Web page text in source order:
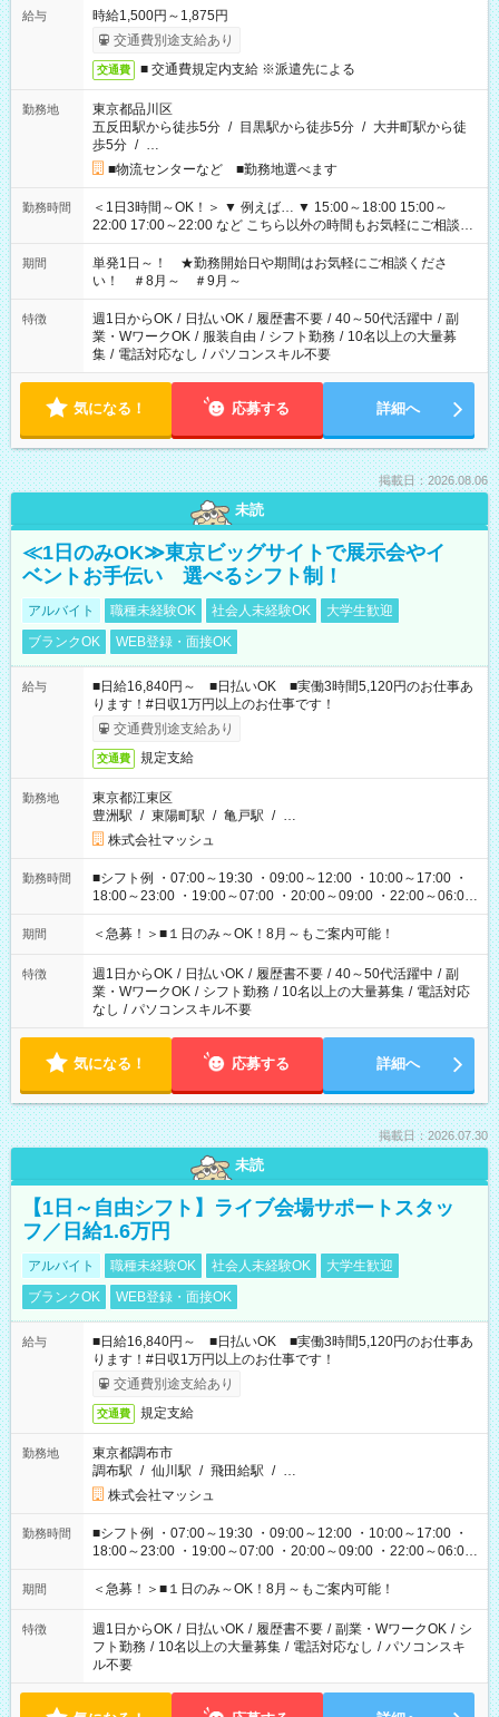
給与
時給1,500円～1,875円
交通費別途支給あり
交通費 ■ 交通費規定内支給 ※派遣先による
勤務地
東京都品川区
五反田駅から徒歩5分 / 目黒駅から徒歩5分 / 大井町駅から徒
歩5分 / …
■物流センターなど ■勤務地選べます
勤務時間
＜1日3時間～OK！＞ ▼ 例えば… ▼ 15:00～18:00 15:00～
22:00 17:00～22:00 など こちら以外の時間もお気軽にご相談く
ださい！
期間
単発1日～！ ★勤務開始日や期間はお気軽にご相談くださ
い！ ＃8月～ ＃9月～
特徴 週1日からOK / 日払いOK / 履歴書不要 / 40～50代活躍中 / 副
業・WワークOK / 服装自由 / シフト勤務 / 10名以上の大量募
集 / 電話対応なし / パソコンスキル不要
気になる！ 応募する 詳細へ
掲載日：2026.08.06
未読
≪1日のみOK≫東京ビッグサイトで展示会やイ
ベントお手伝い 選べるシフト制！
アルバイト 職種未経験OK 社会人未経験OK
大学生歓迎
ブランクOK
WEB登録・面接OK
給与
■日給16,840円～ ■日払いOK ■実働3時間5,120円のお仕事あ
ります！#日収1万円以上のお仕事です！
交通費別途支給あり
交通費 規定支給
勤務地
東京都江東区
豊洲駅 / 東陽町駅 / 亀戸駅 / …
株式会社マッシュ
勤務時間
■シフト例 ・07:00～19:30 ・09:00～12:00 ・10:00～17:00 ・
18:00～23:00 ・19:00～07:00 ・20:00～09:00 ・22:00～06:00
etc ★最短で3時間で5,120円のお仕事から 15時間で2万円近く稼
げるお仕事も！ ご希望のお時間に合わせてご紹介！ ※シフトは
ください！
期間 ＜急募！＞■１日のみ～OK！8月～もご案内可能！
特徴 週1日からOK / 日払いOK / 履歴書不要 / 40～50代活躍中 / 副
業・WワークOK / シフト勤務 / 10名以上の大量募集 / 電話対応
なし / パソコンスキル不要
気になる！ 応募する 詳細へ
掲載日：2026.07.30
未読
【1日～自由シフト】ライブ会場サポートスタッ
フ／日給1.6万円
アルバイト 職種未経験OK 社会人未経験OK
大学生歓迎
ブランクOK
WEB登録・面接OK
給与
■日給16,840円～ ■日払いOK ■実働3時間5,120円のお仕事あ
ります！#日収1万円以上のお仕事です！
交通費別途支給あり
交通費 規定支給
勤務地
東京都調布市
調布駅 / 仙川駅 / 飛田給駅 / …
株式会社マッシュ
勤務時間
■シフト例 ・07:00～19:30 ・09:00～12:00 ・10:00～17:00 ・
18:00～23:00 ・19:00～07:00 ・20:00～09:00 ・22:00～06:00
etc ★最短で3時間で5,120円のお仕事から 15時間で2万円近く稼
げるお仕事も！ ご希望のお時間に合わせてご紹介！ ※シフトは
ください！
期間 ＜急募！＞■１日のみ～OK！8月～もご案内可能！
特徴 週1日からOK / 日払いOK / 履歴書不要 / 副業・WワークOK / シ
フト勤務 / 10名以上の大量募集 / 電話対応なし / パソコンスキ
ル不要